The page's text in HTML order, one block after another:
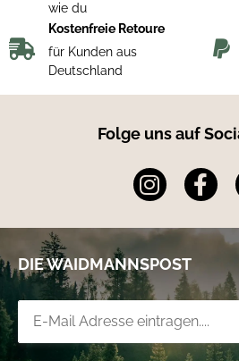
wie du
Kostenfreie Retoure
für Kunden aus
Deutschland
Folge uns auf
DIE WAIDMANNSPOST